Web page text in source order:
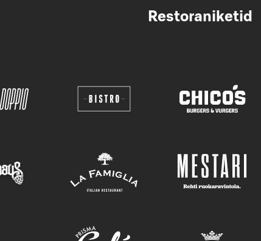
Restoraniketid